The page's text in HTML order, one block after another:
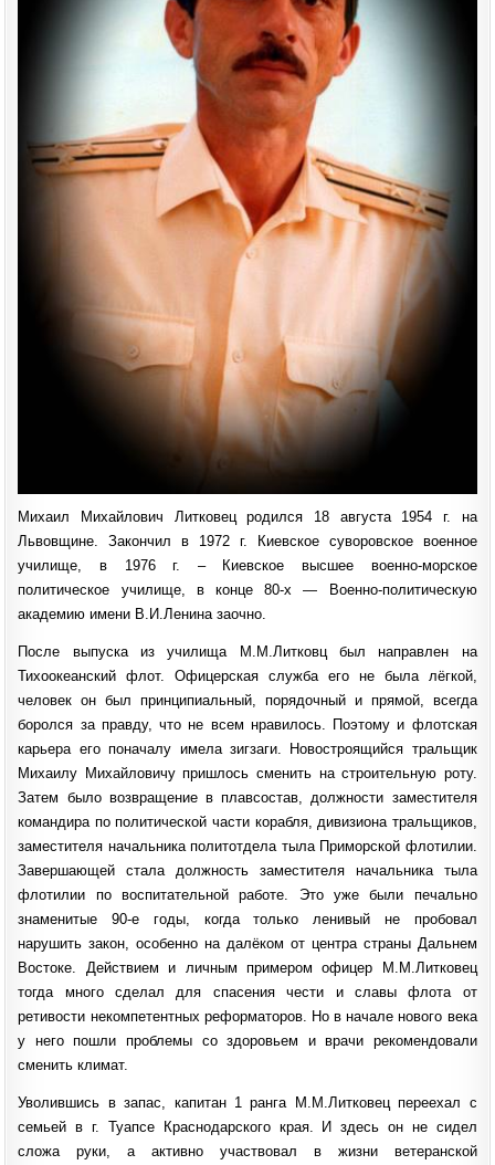
Михаил Михайлович Литковец родился 18 августа 1954 г. на
Львовщине. Закончил в 1972 г. Киевское суворовское военное
училище, в 1976 г. – Киевское высшее военно-морское
политическое училище, в конце 80-х — Военно-политическую
академию имени В.И.Ленина заочно.
После выпуска из училища М.М.Литковц был направлен на
Тихоокеанский флот. Офицерская служба его не была лёгкой,
человек он был принципиальный, порядочный и прямой, всегда
боролся за правду, что не всем нравилось. Поэтому и флотская
карьера его поначалу имела зигзаги. Новостроящийся тральщик
Михаилу Михайловичу пришлось сменить на строительную роту.
Затем было возвращение в плавсостав, должности заместителя
командира по политической части корабля, дивизиона тральщиков,
заместителя начальника политотдела тыла Приморской флотилии.
Завершающей стала должность заместителя начальника тыла
флотилии по воспитательной работе. Это уже были печально
знаменитые 90-е годы, когда только ленивый не пробовал
нарушить закон, особенно на далёком от центра страны Дальнем
Востоке. Действием и личным примером офицер М.М.Литковец
тогда много сделал для спасения чести и славы флота от
ретивости некомпетентных реформаторов. Но в начале нового века
у него пошли проблемы со здоровьем и врачи рекомендовали
сменить климат.
Уволившись в запас, капитан 1 ранга М.М.Литковец переехал с
семьей в г. Туапсе Краснодарского края. И здесь он не сидел
сложа руки, а активно участвовал в жизни ветеранской